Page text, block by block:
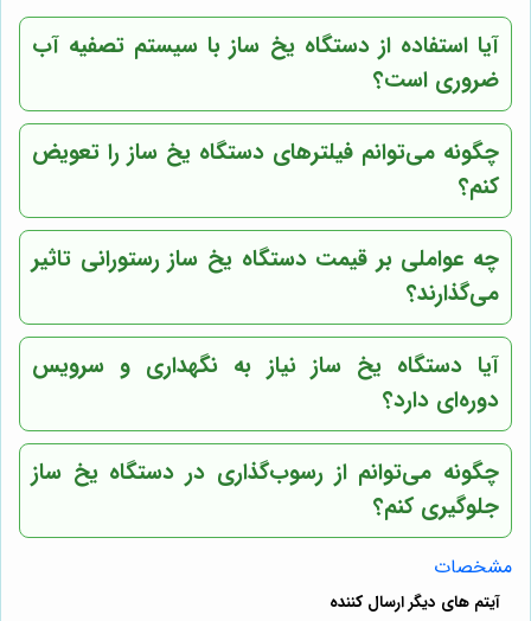
آیا استفاده از دستگاه یخ ساز با سیستم تصفیه آب
ضروری است؟
چگونه می‌توانم فیلترهای دستگاه یخ ساز را تعویض
کنم؟
چه عواملی بر قیمت دستگاه یخ ساز رستورانی تاثیر
می‌گذارند؟
آیا دستگاه یخ ساز نیاز به نگهداری و سرویس
دوره‌ای دارد؟
چگونه می‌توانم از رسوب‌گذاری در دستگاه یخ ساز
جلوگیری کنم؟
مشخصات